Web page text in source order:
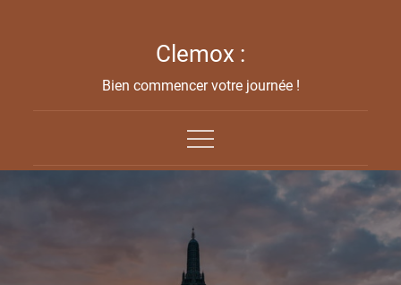
Clemox :
Bien commencer votre journée !